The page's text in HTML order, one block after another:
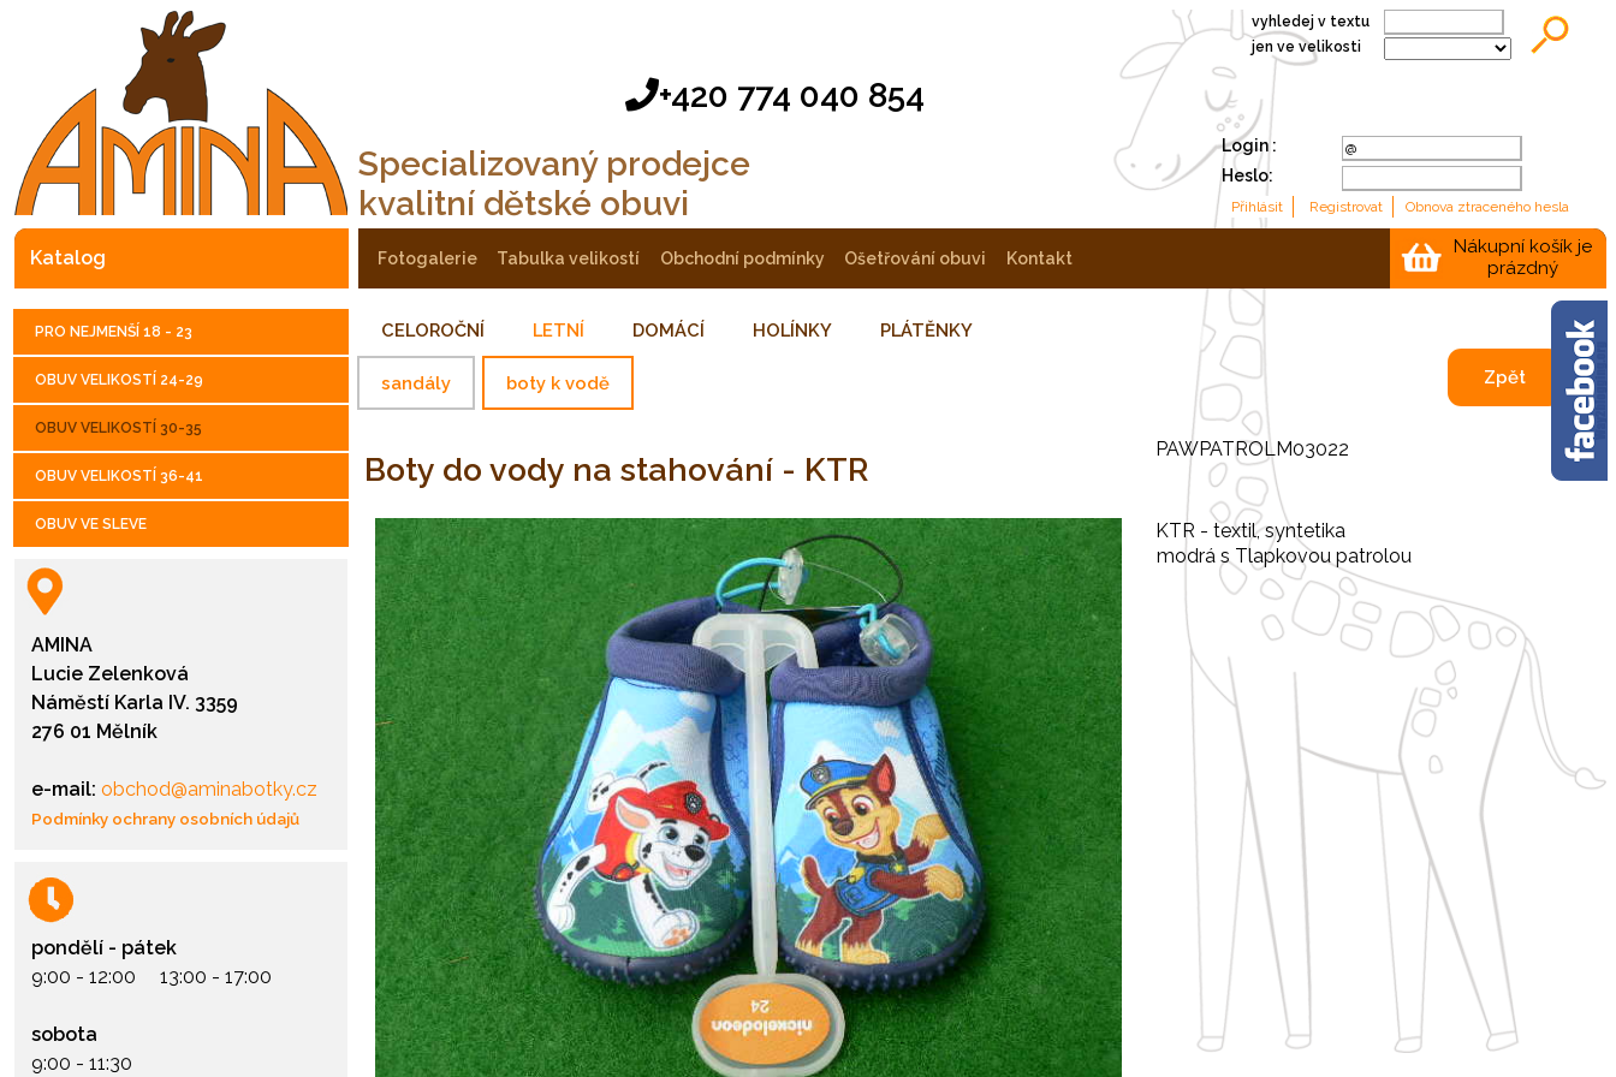
Specializovaný prodejce
kvalitní dětské obuvi
+420 774 040 854
vyhledej v textu
jen ve velikosti
Login :
Heslo:
Nákupní košík je
prázdný
katalog fotogalerie tabulka velikostí obchodní podmínky ošetřování obuvi kontakt
PRO NEJMENŠÍ 18 - 23
OBUV VELIKOSTÍ 24-29
OBUV VELIKOSTÍ 30-35
CELOROČNÍ LETNÍ
sandály boty k vodě
DOMÁCÍ HOLÍNKY PLÁTĚNKY
OBUV VELIKOSTÍ 36-41
OBUV VE SLEVE
AMINA
Lucie Zelenková
Náměstí Karla IV. 3359
276 01 Mělník
e-mail: obchod@aminabotky.cz
Podmínky ochrany osobních údajů
pondělí - pátek
9:00 - 12:00 13:00 - 17:00
sobota
9:00 - 11:30
Boty do vody na stahování - KTR
Zpět
PAWPATROLM03022
KTR - textil, syntetika
modrá s Tlapkovou patrolou